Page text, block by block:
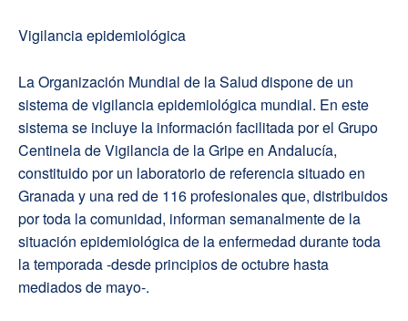
Vigilancia epidemiológica
La Organización Mundial de la Salud dispone de un
sistema de vigilancia epidemiológica mundial. En este
sistema se incluye la información facilitada por el Grupo
Centinela de Vigilancia de la Gripe en Andalucía,
constituido por un laboratorio de referencia situado en
Granada y una red de 116 profesionales que, distribuidos
por toda la comunidad, informan semanalmente de la
situación epidemiológica de la enfermedad durante toda
la temporada -desde principios de octubre hasta
mediados de mayo-.